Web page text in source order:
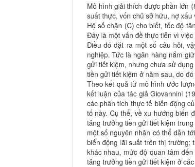
Mô hình giải thích được phần lớn
suất thực, vốn chủ sở hữu, nợ
Hệ số chặn (C) cho biết, tốc độ
Đây là một vấn đề thực tiễn vì
Điều đó đặt ra một số câu hỏi,
nghiệp. Tức là ngân hàng nắm
gửi tiết kiệm, nhưng chưa sử
tiền gửi tiết kiệm ở năm sau, do
Theo kết quả từ mô hình ước
kết luận của tác giả Giovannini
các phân tích thực tế biến động
tố này. Cụ thể, về xu hướng biến
tăng trưởng tiền gửi tiết kiệm
một số nguyên nhân có thể dẫn
biến động lãi suất trên thị trường;
khác nhau, mức độ quan tâm
tăng trưởng tiền gửi tiết kiệm ở